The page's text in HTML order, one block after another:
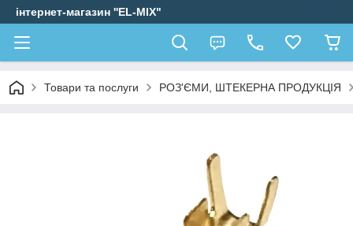
інтернет-магазин ''EL-MIX"
Товари та послуги РОЗ'ЄМИ, ШТЕКЕРНА ПРОДУКЦІЯ